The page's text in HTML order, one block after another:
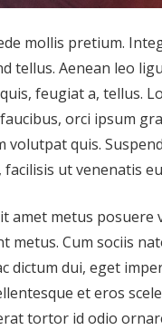
mollis pretium.
tellus. Aenean leo
feugiat a, tellus.
orci ipsum
volutpat quis.
ut venenatis
amet metus posuere
metus. Cum sociis
dictum dui, eget
et eros
tortor id odio